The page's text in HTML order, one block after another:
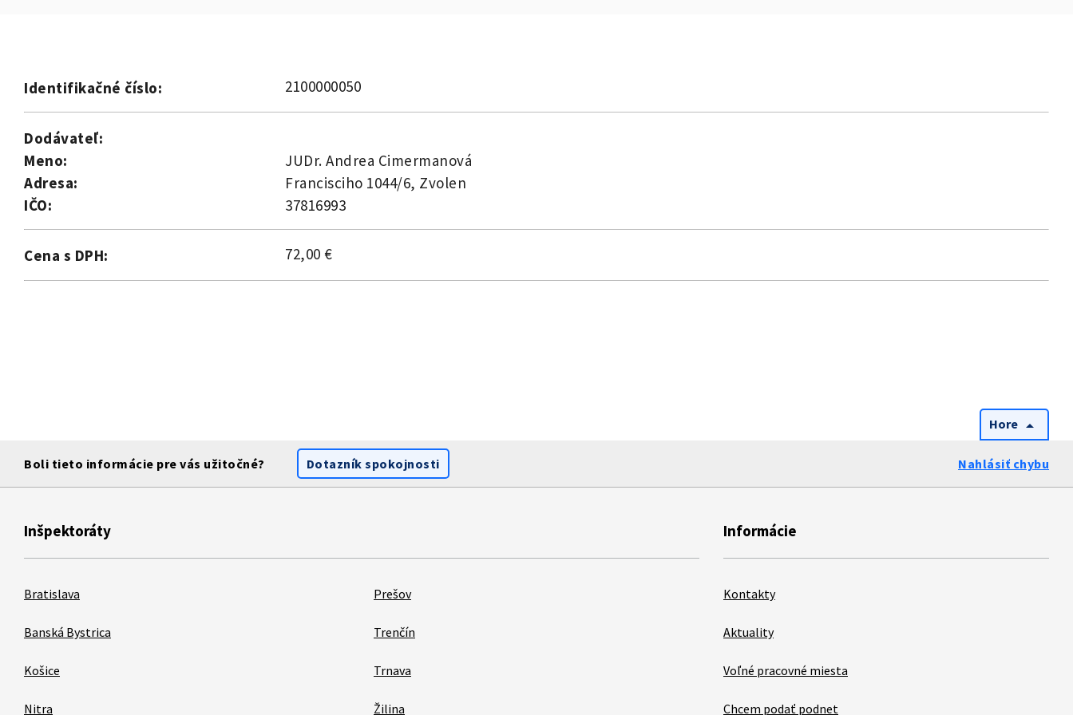
Identifikačné číslo: 2100000050
Dodávateľ:
Meno:
JUDr. Andrea Cimermanová
Adresa:
Francisciho 1044/6, Zvolen
IČO:
37816993
Cena s DPH: 72,00 €
Hore arrow_drop_up
Boli tieto informácie pre vás užitočné? Dotazník spokojnosti Nahlásiť chybu
Inšpektoráty
Bratislava
Banská Bystrica
Košice
Nitra
Prešov
Trenčín
Trnava
Žilina
Informácie
Kontakty
Aktuality
Voľné pracovné miesta
Chcem podať podnet